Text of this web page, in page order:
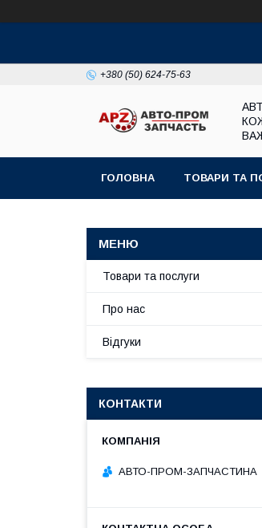
+380 (50) 624-75-63
ГОЛОВНА ТОВАРИ ТА
Товари та послуги
Про нас
Відгуки
КОНТАКТИ
АВТО-ПРОМ-ЗАПЧАСТИНА